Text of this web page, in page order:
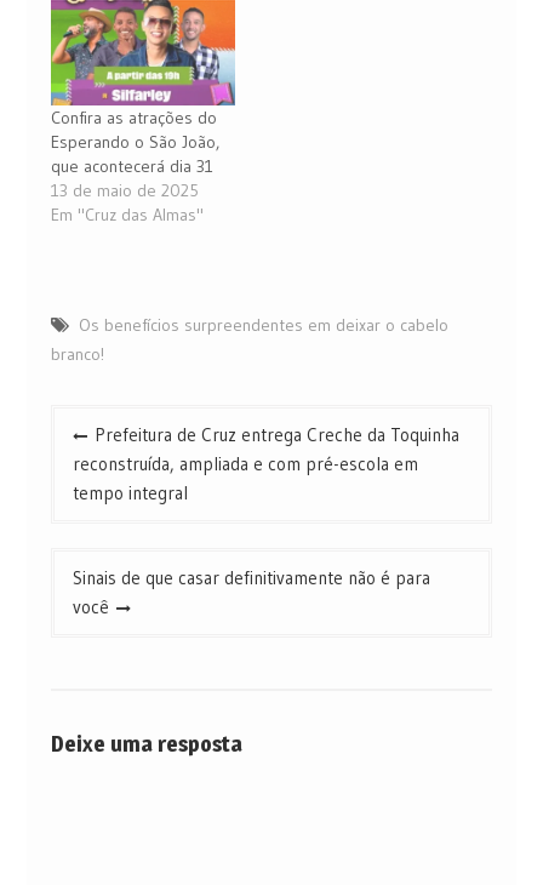
Confira as atrações do
Esperando o São João,
que acontecerá dia 31
13 de maio de 2025
Em "Cruz das Almas"
Os benefícios surpreendentes em deixar o cabelo
branco!
Navegação
de
Post
Prefeitura de Cruz entrega Creche da Toquinha
reconstruída, ampliada e com pré-escola em
tempo integral
Sinais de que casar definitivamente não é para
você
Deixe uma resposta